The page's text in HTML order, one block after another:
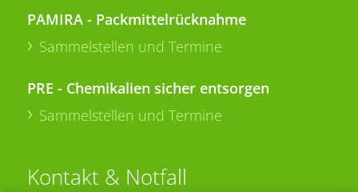
PAMIRA - Packmittelrücknahme
Sammelstellen und Termine
PRE - Chemikalien sicher entsorgen
Sammelstellen und Termine
Kontakt & Notfall